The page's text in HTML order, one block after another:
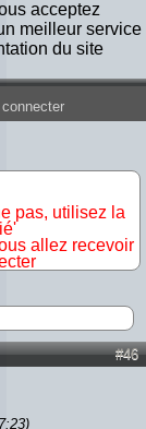
acceptez
meilleur service
du site
pas, utilisez la
allez recevoir
#46